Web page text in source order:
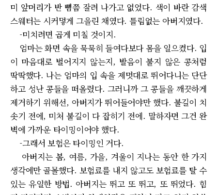
미 앞머리가 반 뼘쯤 잘려 나가고 없었다. 색이 바란 감색
스웨터는 시커멓게 그을린 채였다. 틀림없는 아버지였다.
-미치려면 곱게 미칠 것이지.
엄마는 화면 속을 묵묵히 들여다보다 몸을 일으켰다. 입
이 마음대로 벌어지지 않는지, 발음이 불지 않은 콩처럼
딱딱했다. 나는 엄마의 입 속을 제멋대로 뛰어다니는 단단
하고 성난 콩들을 떠올렸다. 그러니까 그 콩들을 깨끗하게
제거하기 위해선, 아버지가 뛰어들어야만 했다. 불길이 치
솟기 전에, 미처 불길이 다 잡히기 전에. 말하자면 그건 완
벽에 가까운 타이밍이어야 했다.
-그래서 보험은 타이밍인 거다.
아버지는 봄, 여름, 가을, 겨울이 지나는 동안 한 가지
생각에만 골몰했다. 보험료를 내지 않고도 보험료를 탈 수
있는 유일한 방법. 아버지는 뛰고 또 뛰고, 또 뛰었다. 힘